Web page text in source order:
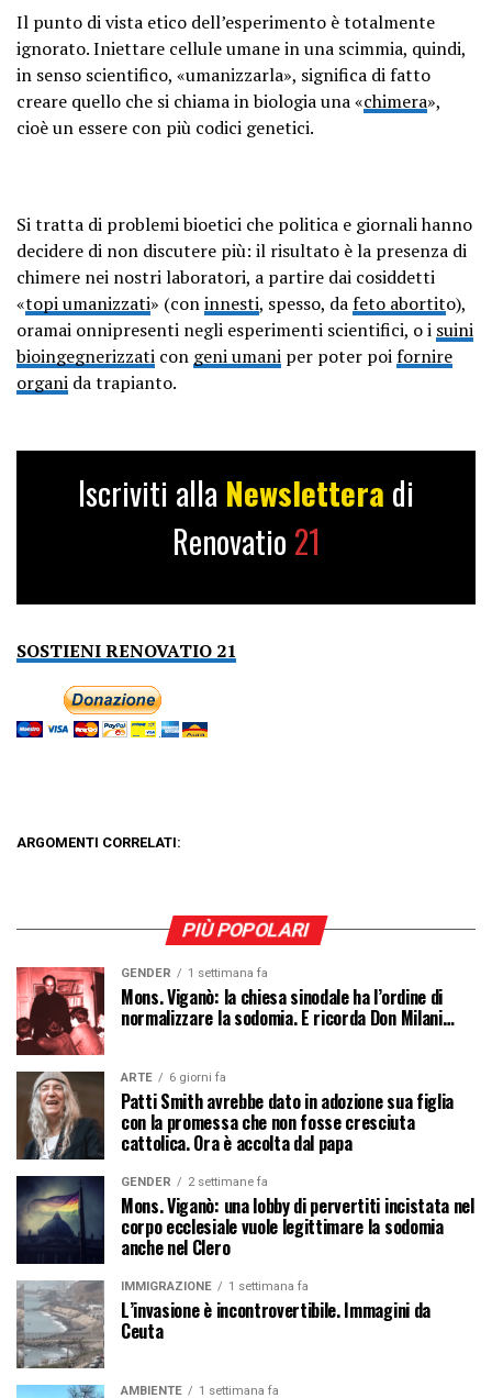
Il punto di vista etico dell’esperimento è totalmente
ignorato. Iniettare cellule umane in una scimmia, quindi,
in senso scientifico, «umanizzarla», significa di fatto
creare quello che si chiama in biologia una «chimera»,
cioè un essere con più codici genetici.
Si tratta di problemi bioetici che politica e giornali hanno
decidere di non discutere più: il risultato è la presenza di
chimere nei nostri laboratori, a partire dai cosiddetti
«topi umanizzati» (coninnesti, spesso, dafeto abortito),
oramai onnipresenti negli esperimenti scientifici, o i suini
bioingegnerizzati con geni umani per poter poifornire
organi da trapianto.
Iscriviti alla Newslettera di
Renovatio 21
SOSTIENI RENOVATIO 21
ARGOMENTI CORRELATI:
PIÙ POPOLARI
GENDER 1 settimana fa
Mons. Viganò: la chiesa sinodale ha l’ordine di
normalizzare la sodomia. E ricorda Don Milani…
ARTE 6 giorni fa
Patti Smith avrebbe dato in adozione sua figlia
con la promessa che non fosse cresciuta
cattolica. Ora è accolta dal papa
GENDER 2 settimane fa
Mons. Viganò: una lobby di pervertiti incistata nel
corpo ecclesiale vuole legittimare la sodomia
anche nel Clero
IMMIGRAZIONE 1 settimana fa
L’invasione è incontrovertibile. Immagini da
Ceuta
AMBIENTE 1 settimana fa